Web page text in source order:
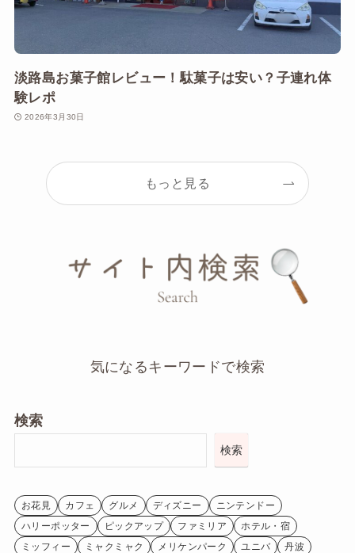
淡路島お菓子館レビュー！駄菓子は安い？子連れ体
験レポ
2026年3月30日
もっと見る
気になるキーワードで検索
検索
検索
お花見 カフェ グルメ ディズニー
ニンテンドー
ハリーポッター
ピックアップ ファミリア
ホテル・宿
ミッフィー
ミャクミャク メリケンパーク ユニバ 丹波